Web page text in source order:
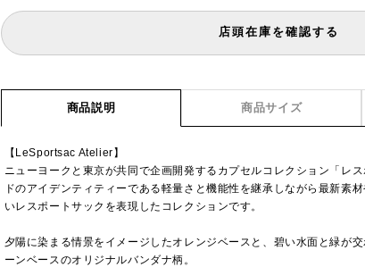
店頭在庫を確認する
商品説明 商品サイズ
【LeSportsac Atelier】
ニューヨークと東京が共同で企画開発するカプセルコレクション「レ
ドのアイデンティティーである軽量さと機能性を継承しながら最新素
いレスポートサックを表現したコレクションです。
夕陽に染まる情景をイメージしたオレンジベースと、碧い水面と緑が
ーンベースのオリジナルバンダナ柄。